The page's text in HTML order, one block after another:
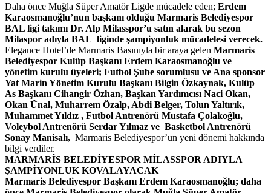
Daha önce Muğla Süper Amatör Ligde mücadele eden; Erdem
Karaosmanoğlu’nun başkanı olduğu Marmaris Belediyespor
BAL ligi takımı Dr. Alp Milasspor’u satın alarak bu sezon
Milaspor adıyla BAL liginde şampiyonluk mücadelesi verecek.
Elegance Hotel’de Marmaris Basınıyla bir araya gelen Marmaris
Belediyespor Kulüp Başkanı Erdem Karaosmanoğlu ve
yönetim kurulu üyeleri; Futbol Şube sorumlusu ve Ana sponsor
Yat Marin Yönetim Kurulu Başkanı Bilgin Özkaynak, Kulüp
As Başkanı Cihangir Özhan, Başkan Yardımcısı Naci Okan,
Okan Ünal, Muharrem Özalp, Abdi Belger, Tolun Yaltırık,
Muhammet Yıldız , Futbol Antrenörü Mustafa Çolakoğlu,
Voleybol Antrenörü Serdar Yılmaz ve Basketbol Antrenörü
Sonay Manisalı, Marmaris Belediyespor’un yeni dönemi hakkında
bilgi verdiler.
MARMARİS BELEDİYESPOR MİLASSPOR ADIYLA
ŞAMPİYONLUK KOVALAYACAK
Marmaris Belediyespor Başkanı Erdem Karaosmanoğlu; daha